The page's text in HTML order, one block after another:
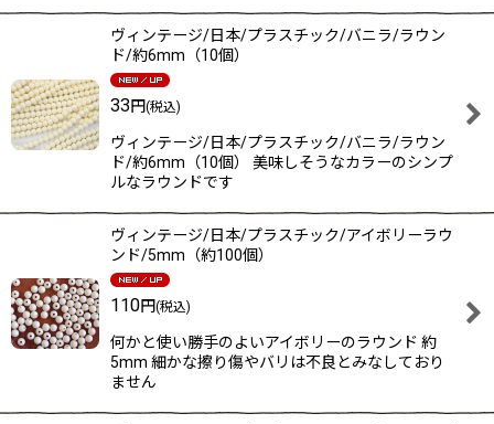
ヴィンテージ/日本/プラスチック/バニラ/ラウン
ド/約6mm（10個）
33円(税込)
ヴィンテージ/日本/プラスチック/バニラ/ラウン
ド/約6mm（10個） 美味しそうなカラーのシンプ
ルなラウンドです
ヴィンテージ/日本/プラスチック/アイボリーラウ
ンド/5mm（約100個）
110円(税込)
何かと使い勝手のよいアイボリーのラウンド 約
5mm 細かな擦り傷やバリは不良とみなしており
ません